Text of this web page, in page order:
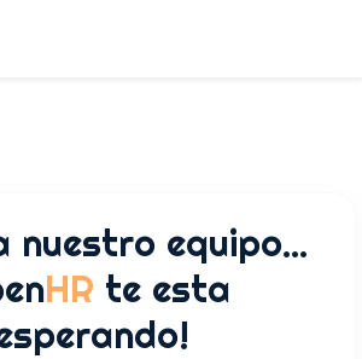
nuestro equipo...
HR te esta